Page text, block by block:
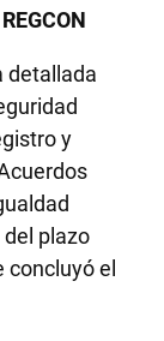
detallada
y
del plazo
el